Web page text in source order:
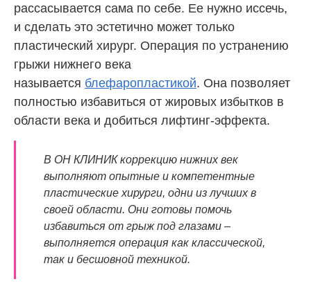
рассасывается сама по себе. Ее нужно иссечь,
и сделать это эстетично может только
пластический хирург. Операция по устранению
грыжи нижнего века
называется блефаропластикой. Она позволяет
полностью избавиться от жировых избытков в
области века и добиться лифтинг-эффекта.
В ОН КЛИНИК коррекцию нижних век
выполняют опытные и компетентные
пластические хирурги, одни из лучших в
своей области. Они готовы помочь
избавиться от грыж под глазами –
выполняется операция как классической,
так и бесшовной техникой.